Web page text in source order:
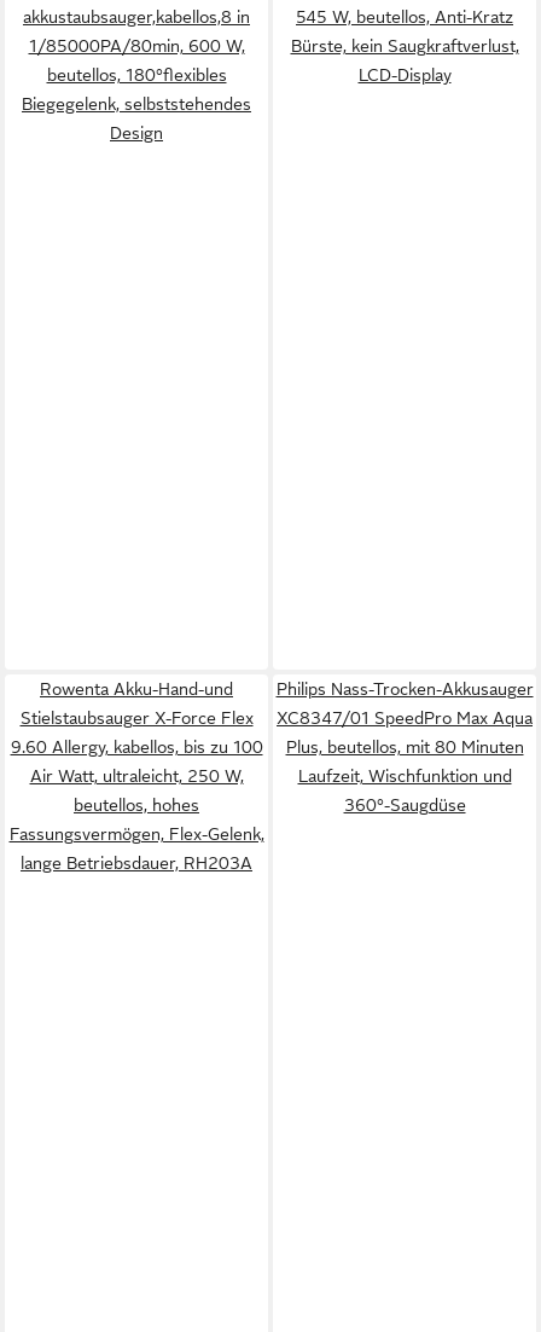
akkustaubsauger,kabellos,8 in
1/85000PA/80min, 600 W,
beutellos, 180°flexibles
Biegegelenk, selbststehendes
Design
545 W, beutellos, Anti-Kratz
Bürste, kein Saugkraftverlust,
LCD-Display
Rowenta Akku-Hand-und
Stielstaubsauger X-Force Flex
9.60 Allergy, kabellos, bis zu 100
Air Watt, ultraleicht, 250 W,
beutellos, hohes
Fassungsvermögen, Flex-Gelenk,
lange Betriebsdauer, RH203A
Philips Nass-Trocken-Akkusauger
XC8347/01 SpeedPro Max Aqua
Plus, beutellos, mit 80 Minuten
Laufzeit, Wischfunktion und
360°-Saugdüse